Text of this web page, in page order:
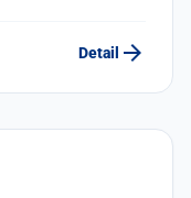
Detail arrow_forward